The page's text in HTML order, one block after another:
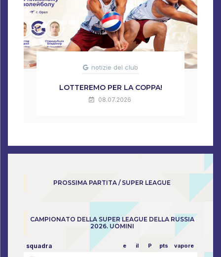
notizie del club
LOTTEREMO PER LA COPPA!
08.07.2026
PROSSIMA PARTITA / SUPER LEAGUE
CAMPIONATO DELLA SUPER LEAGUE DELLA RUSSIA
2026. UOMINI
squadra e il P pts vapore